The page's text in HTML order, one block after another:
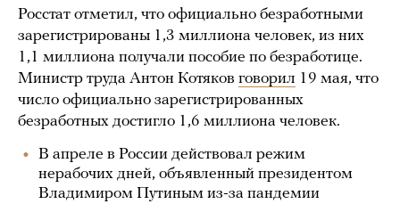
Росстат отметил, что официально безработными
зарегистрированы 1,3 миллиона человек, из них
1,1 миллиона получали пособие по безработице.
Министр труда Антон Котяков говорил 19 мая, что
число официально зарегистрированных
безработных достигло 1,6 миллиона человек.
В апреле в России действовал режим
нерабочих дней, объявленный президентом
Владимиром Путиным из-за пандемии